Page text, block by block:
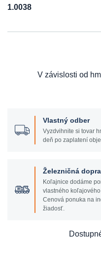
1.0038
V závislosti od
Vlastný odber
Vyzdvihnite si tovar
deň po zaplatení
Železničná
Koľajnice dodáme
vlastného
Cenová ponuka na
žiadosť.